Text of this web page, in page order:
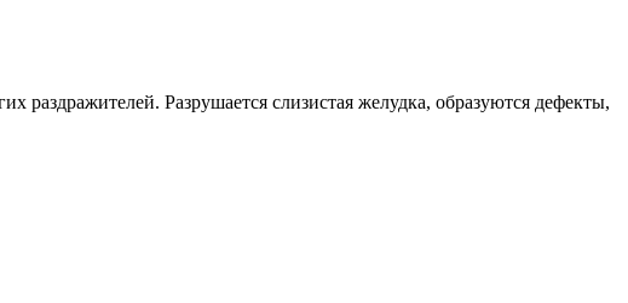
раздражителей. Разрушается слизистая желудка, образуются дефекты,